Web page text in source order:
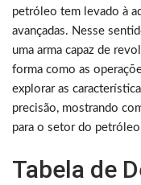
petróleo tem levado à
avançadas. Nesse
uma arma capaz de
forma como as
explorar as
precisão, mostrando
para o setor do
Tabela de